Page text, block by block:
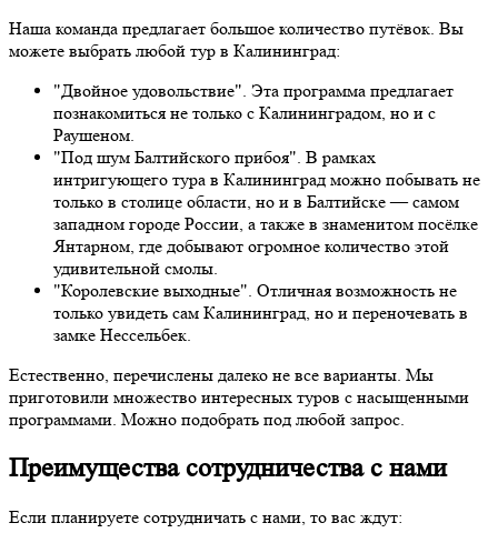
Наша команда предлагает большое количество путёвок. Вы
можете выбрать любой тур в Калининград:
"Двойное удовольствие". Эта программа предлагает
познакомиться не только с Калининградом, но и с
Раушеном.
"Под шум Балтийского прибоя". В рамках
интригующего тура в Калининград можно побывать не
только в столице области, но и в Балтийске — самом
западном городе России, а также в знаменитом посёлке
Янтарном, где добывают огромное количество этой
удивительной смолы.
"Королевские выходные". Отличная возможность не
только увидеть сам Калининград, но и переночевать в
замке Нессельбек.
Естественно, перечислены далеко не все варианты. Мы
приготовили множество интересных туров с насыщенными
программами. Можно подобрать под любой запрос.
Преимущества сотрудничества с нами
Если планируете сотрудничать с нами, то вас ждут: